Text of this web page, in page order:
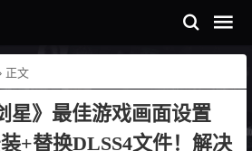
正文
星》最佳游戏画面设置
+替换DLSS4文件！解决